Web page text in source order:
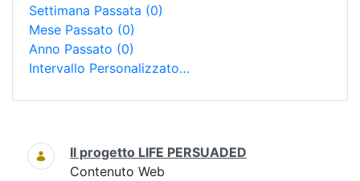
Settimana Passata (0)
Mese Passato (0)
Anno Passato (0)
Intervallo Personalizzato…
Ricerca
Il progetto LIFE PERSUADED
Contenuto Web